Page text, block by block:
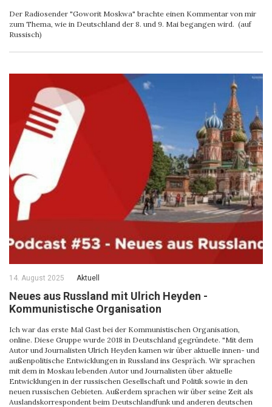
Der Radiosender "Goworit Moskwa" brachte einen Kommentar von mir
zum Thema, wie in Deutschland der 8. und 9. Mai begangen wird. (auf
Russisch)
14. August 2025 Aktuell
Neues aus Russland mit Ulrich Heyden -
Kommunistische Organisation
Ich war das erste Mal Gast bei der Kommunistischen Organisation,
online. Diese Gruppe wurde 2018 in Deutschland gegründete. "Mit dem
Autor und Journalisten Ulrich Heyden kamen wir über aktuelle innen- und
außenpolitische Entwicklungen in Russland ins Gespräch. Wir sprachen
mit dem in Moskau lebenden Autor und Journalisten über aktuelle
Entwicklungen in der russischen Gesellschaft und Politik sowie in den
neuen russischen Gebieten. Außerdem sprachen wir über seine Zeit als
Auslandskorrespondent beim Deutschlandfunk und anderen deutschen